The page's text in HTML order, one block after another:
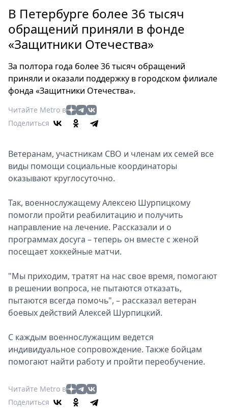
Россия
Мир
Здоровье
Туризм
Мода
Кино
Афиша
Выставки
Пресс-
релизы
О
Metro
Стримы
Спецпроекты
Звезды
2026
Скачай
Metro
В Петербурге более 36 тысяч
обращений приняли в фонде
«Защитники Отечества»
За полтора года более 36 тысяч обращений
приняли и оказали поддержку в городском филиале
фонда «Защитники Отечества».
Читайте Metro в
Поделиться
Ветеранам, участникам СВО и членам их семей все
виды помощи социальные координаторы
оказывают круглосуточно.
Так, военнослужащему Алексею Шурпицкому
помогли пройти реабилитацию и получить
направление на лечение. Рассказали и о
программах досуга – теперь он вместе с женой
посещает хоккейные матчи.
"Мы приходим, тратят на нас свое время, помогают
в решении вопроса, не пытаются отказать,
пытаются всегда помочь", – рассказал ветеран
боевых действий Алексей Шурпицкий.
С каждым военнослужащим ведется
индивидуальное сопровождение. Также бойцам
помогают найти работу и пройти переобучение.
Читайте Metro в
Поделиться